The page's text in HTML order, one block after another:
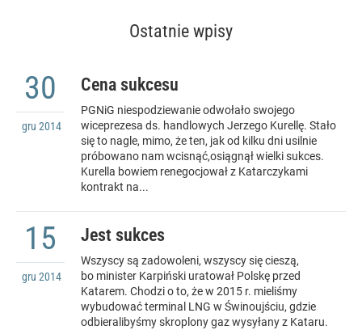
Ostatnie wpisy
Cena sukcesu
30
gru 2014
PGNiG niespodziewanie odwołało swojego
wiceprezesa ds. handlowych Jerzego Kurellę. Stało
się to nagle, mimo, że ten, jak od kilku dni usilnie
próbowano nam wcisnąć,osiągnął wielki sukces.
Kurella bowiem renegocjował z Katarczykami
kontrakt na...
Jest sukces
15
gru 2014
Wszyscy są zadowoleni, wszyscy się cieszą,
bo minister Karpiński uratował Polskę przed
Katarem. Chodzi o to, że w 2015 r. mieliśmy
wybudować terminal LNG w Świnoujściu, gdzie
odbieralibyśmy skroplony gaz wysyłany z Kataru.